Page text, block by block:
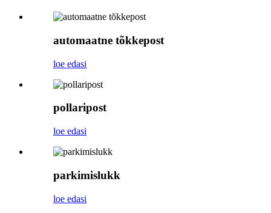
automaatne tõkkepost
loe edasi
pollaripost
loe edasi
parkimislukk
loe edasi